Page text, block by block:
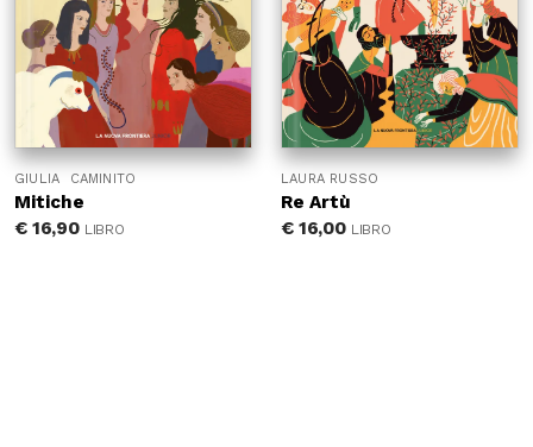
GIULIA CAMINITO
Mitiche
€16,90 LIBRO
LAURA RUSSO
Re Artù
€16,00 LIBRO